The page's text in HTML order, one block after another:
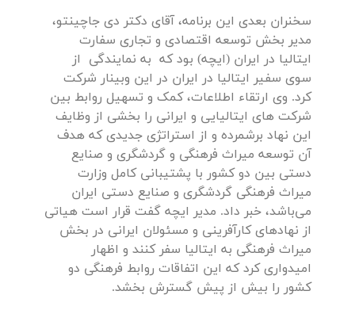
سخنران بعدی این برنامه، آقای دکتر دی جاچینتو،
مدیر بخش توسعه اقتصادی و تجاری سفارت
ایتالیا در ایران (ایچه) بود که به نمایندگی از
سوی سفیر ایتالیا در ایران در این وبینار شرکت
کرد. وی ارتقاء اطلاعات، کمک و تسهیل روابط بین
شرکت های ایتالیایی و ایرانی را بخشی از وظایف
این نهاد برشمرده و از استراتژی جدیدی که هدف
آن توسعه میراث فرهنگی و گردشگری و صنایع
دستی بین دو کشور با پشتیبانی کامل وزارت
میراث فرهنگی گردشگری و صنایع دستی ایران
می‌باشد، خبر داد. مدیر ایچه گفت قرار است هیاتی
از نهادهای کارآفرینی و مسئولان ایرانی در بخش
میراث فرهنگی به ایتالیا سفر کنند و اظهار
امیدواری کرد که این اتفاقات روابط فرهنگی دو
کشور را بیش از پیش گسترش بخشد.